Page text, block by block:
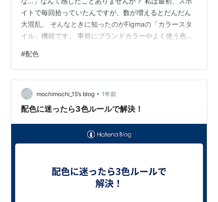
イトで毎回拾っていたんですが、数が増えるとだんだん
大混乱。 そんなときに知ったのがFigmaの「カラースタ
イル」機能です。 事前にブランドカラーやよく使う色を
です。 登録の仕方は簡単で、カラーピッカーを開いて右
上の「スタイル作成」を選ぶだけ。 私は背景用・テキス
ト用・アクセント用に分けて登録しておき、案件ごとに
切り替えるようにしています。 これを使うと「どの赤が
正しいんだっけ？」みたいな迷いがなくなるのが本当に
#配色
mochimochi_15’s blog • 1年前
配色に迷ったら3色ルールで解決！